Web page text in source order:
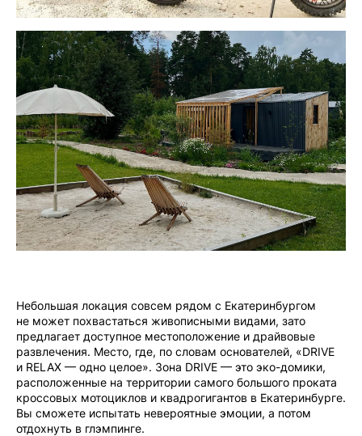
Небольшая локация совсем рядом с Екатеринбургом
не может похвастаться живописными видами, зато
предлагает доступное местоположение и драйвовые
развлечения. Место, где, по словам основателей, «DRIVE
и RELAX — одно целое». Зона DRIVE — это эко-домики,
расположенные на территории самого большого проката
кроссовых мотоциклов и квадрогигантов в Екатеринбурге.
Вы сможете испытать невероятные эмоции, а потом
отдохнуть в глэмпинге.